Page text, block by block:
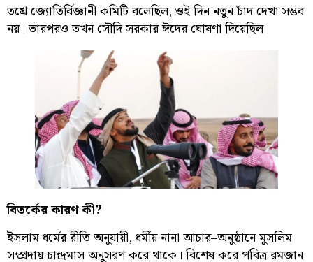
তখ্রে জ্যোতির্বিজ্ঞানী কমিটি বলেছিল, ওই দিন নতুন চাঁদ দেখা সম্ভব
নয়। তারপরও তখন সৌদি সরকার ঈদের ঘোষণা দিয়েছিল।
বিতর্কের কারণ কী?
ইসলাম ধর্মের রীতি অনুযায়ী, ধর্মীয় নানা আচার–অনুষ্ঠানে মুসলিম
সম্প্রদায় চান্দ্রমাস অনুসরণ করে থাকে। বিশেষ করে পবিত্র রমজান